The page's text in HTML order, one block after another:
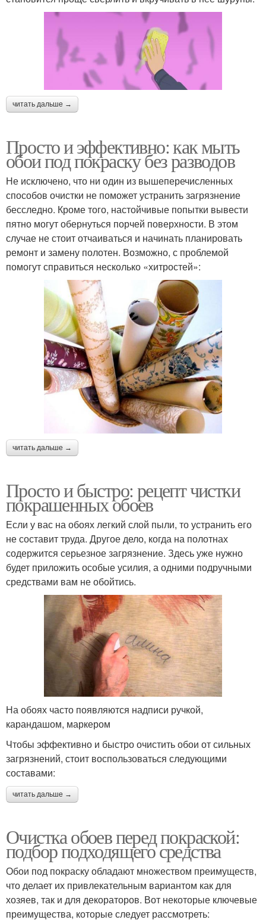
читать дальше →
Просто и эффективно: как мыть
обои под покраску без разводов
Не исключено, что ни один из вышеперечисленных
способов очистки не поможет устранить загрязнение
бесследно. Кроме того, настойчивые попытки вывести
пятно могут обернуться порчей поверхности. В этом
случае не стоит отчаиваться и начинать планировать
ремонт и замену полотен. Возможно, с проблемой
помогут справиться несколько «хитростей»:
читать дальше →
Просто и быстро: рецепт чистки
покрашенных обоев
Если у вас на обоях легкий слой пыли, то устранить его
не составит труда. Другое дело, когда на полотнах
содержится серьезное загрязнение. Здесь уже нужно
будет приложить особые усилия, а одними подручными
средствами вам не обойтись.
На обоях часто появляются надписи ручкой,
карандашом, маркером
Чтобы эффективно и быстро очистить обои от сильных
загрязнений, стоит воспользоваться следующими
составами:
читать дальше →
Очистка обоев перед покраской:
подбор подходящего средства
Обои под покраску обладают множеством преимуществ,
что делает их привлекательным вариантом как для
хозяев, так и для декораторов. Вот некоторые ключевые
преимущества, которые следует рассмотреть: